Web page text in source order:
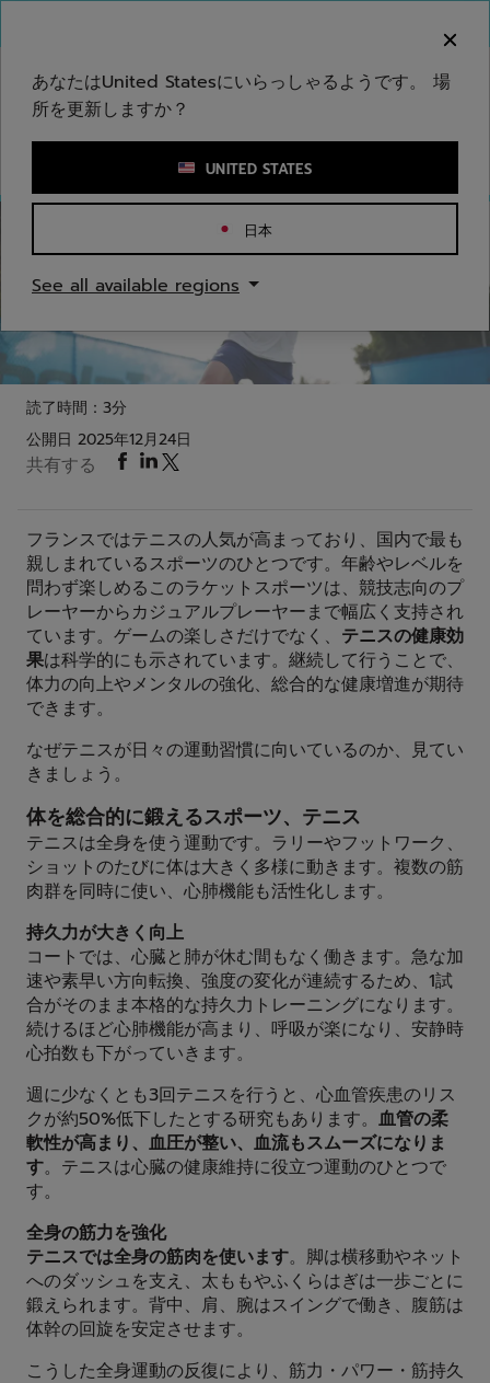
みです。
キーワードまたは商品番号を入力する
テニス
読了時間：3分
公開日 2025年12月24日
共有する
フランスではテニスの人気が高まっており、国内で最も
親しまれているスポーツのひとつです。年齢やレベルを
問わず楽しめるこのラケットスポーツは、競技志向のプ
レーヤーからカジュアルプレーヤーまで幅広く支持され
ています。ゲームの楽しさだけでなく、 テニスの健康効
果は科学的にも示されています。継続して行うことで、
体力の向上やメンタルの強化、総合的な健康増進が期待
できます。
なぜテニスが日々の運動習慣に向いているのか、見てい
きましょう。
体を総合的に鍛えるスポーツ、テニス
テニスは全身を使う運動です。ラリーやフットワーク、
ショットのたびに体は大きく多様に動きます。複数の筋
肉群を同時に使い、心肺機能も活性化します。
持久力が大きく向上
コートでは、心臓と肺が休む間もなく働きます。急な加
速や素早い方向転換、強度の変化が連続するため、1試
合がそのまま本格的な持久力トレーニングになります。
続けるほど心肺機能が高まり、呼吸が楽になり、安静時
心拍数も下がっていきます。
週に少なくとも3回テニスを行うと、心血管疾患のリス
クが約50%低下したとする研究もあります。 血管の柔
軟性が高まり、血圧が整い、血流もスムーズになりま
す。テニスは心臓の健康維持に役立つ運動のひとつで
す。
全身の筋力を強化
テニスでは全身の筋肉を使います。脚は横移動やネット
へのダッシュを支え、太ももやふくらはぎは一歩ごとに
鍛えられます。背中、肩、腕はスイングで働き、腹筋は
体幹の回旋を安定させます。
こうした全身運動の反復により、筋力・パワー・筋持久
あなたはUnited Statesにいらっしゃるようです。 場
所を更新しますか？
UNITED STATES
日本
See all available regions